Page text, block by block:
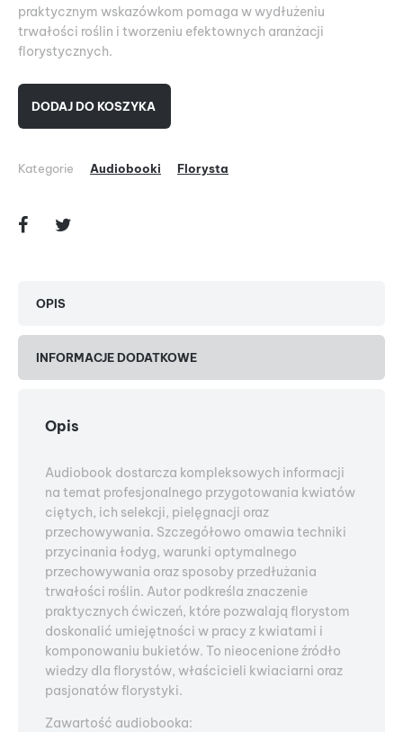
praktycznym wskazówkom pomaga w wydłużeniu
trwałości roślin i tworzeniu efektownych aranżacji
florystycznych.
DODAJ DO KOSZYKA
Kategorie Audiobooki Florysta
OPIS
INFORMACJE DODATKOWE
Opis
Audiobook dostarcza kompleksowych informacji
na temat profesjonalnego przygotowania kwiatów
ciętych, ich selekcji, pielęgnacji oraz
przechowywania. Szczegółowo omawia techniki
przycinania łodyg, warunki optymalnego
przechowywania oraz sposoby przedłużania
trwałości roślin. Autor podkreśla znaczenie
praktycznych ćwiczeń, które pozwalają florystom
doskonalić umiejętności w pracy z kwiatami i
komponowaniu bukietów. To nieocenione źródło
wiedzy dla florystów, właścicieli kwiaciarni oraz
pasjonatów florystyki.
Zawartość audiobooka: